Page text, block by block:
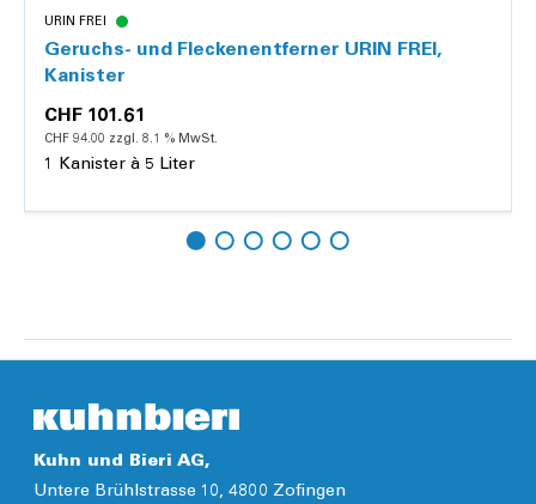
URIN FREI
Geruchs- und Fleckenentferner URIN FREI,
Kanister
CHF 101.61
CHF 94.00 zzgl. 8.1 % MwSt.
1 Kanister à 5 Liter
Hinzufügen
Kuhn und Bieri AG,
Untere Brühlstrasse 10, 4800 Zofingen